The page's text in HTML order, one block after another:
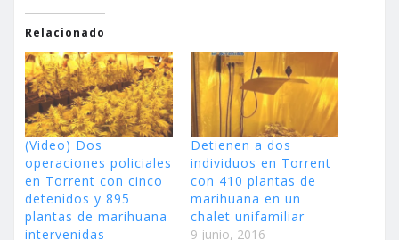
Relacionado
(Video) Dos
operaciones policiales
en Torrent con cinco
detenidos y 895
plantas de marihuana
intervenidas
Detienen a dos
individuos en Torrent
con 410 plantas de
marihuana en un
chalet unifamiliar
9 junio, 2016